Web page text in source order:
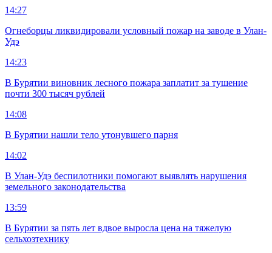
14:27
Огнеборцы ликвидировали условный пожар на заводе в Улан-
Удэ
14:23
В Бурятии виновник лесного пожара заплатит за тушение
почти 300 тысяч рублей
14:08
В Бурятии нашли тело утонувшего парня
14:02
В Улан-Удэ беспилотники помогают выявлять нарушения
земельного законодательства
13:59
В Бурятии за пять лет вдвое выросла цена на тяжелую
сельхозтехнику